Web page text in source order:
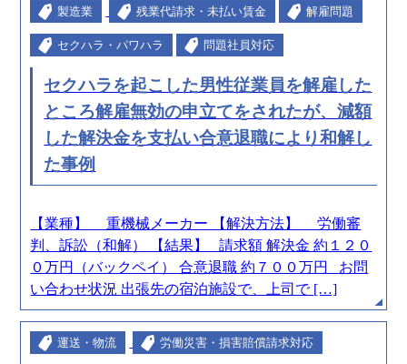
製造業 残業代請求・未払い賃金 解雇問題
セクハラ・パワハラ 問題社員対応
セクハラを起こした男性従業員を解雇した
ところ解雇無効の申立てをされたが、減額
した解決金を支払い合意退職により和解し
た事例
【業種】 重機械メーカー 【解決方法】 労働審
判、訴訟（和解） 【結果】 請求額 解決金 約１２０
０万円（バックペイ） 合意退職 約７００万円 お問
い合わせ状況 出張先の宿泊施設で、上司で […]
運送・物流 労働災害・損害賠償請求対応